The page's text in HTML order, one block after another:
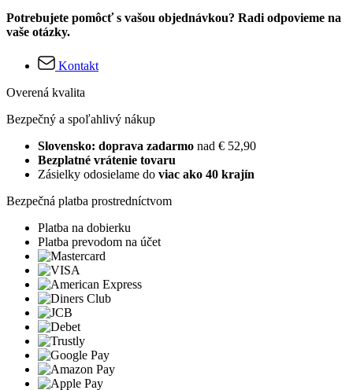
Potrebujete pomôcť s vašou objednávkou? Radi odpovieme na
vaše otázky.
Kontakt
Overená kvalita
Bezpečný a spoľahlivý nákup
Slovensko: doprava zadarmo nad € 52,90
Bezplatné vrátenie tovaru
Zásielky odosielame do viac ako 40 krajín
Bezpečná platba prostredníctvom
Platba na dobierku
Platba prevodom na účet